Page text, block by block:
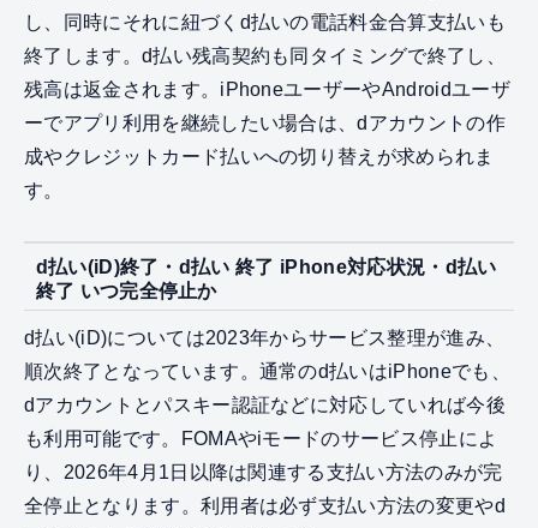
し、同時にそれに紐づくd払いの電話料金合算支払いも
終了します。d払い残高契約も同タイミングで終了し、
残高は返金されます。iPhoneユーザーやAndroidユーザ
ーでアプリ利用を継続したい場合は、dアカウントの作
成やクレジットカード払いへの切り替えが求められま
す。
d払い(iD)終了・d払い 終了 iPhone対応状況・d払い
終了 いつ完全停止か
d払い(iD)については2023年からサービス整理が進み、
順次終了となっています。通常のd払いはiPhoneでも、
dアカウントとパスキー認証などに対応していれば今後
も利用可能です。FOMAやiモードのサービス停止によ
り、2026年4月1日以降は関連する支払い方法のみが完
全停止となります。利用者は必ず支払い方法の変更やd